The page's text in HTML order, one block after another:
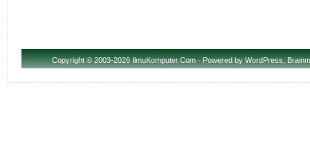
Copyright© 2003-2026 IlmuKomputer.Com · Powered byWordPress,